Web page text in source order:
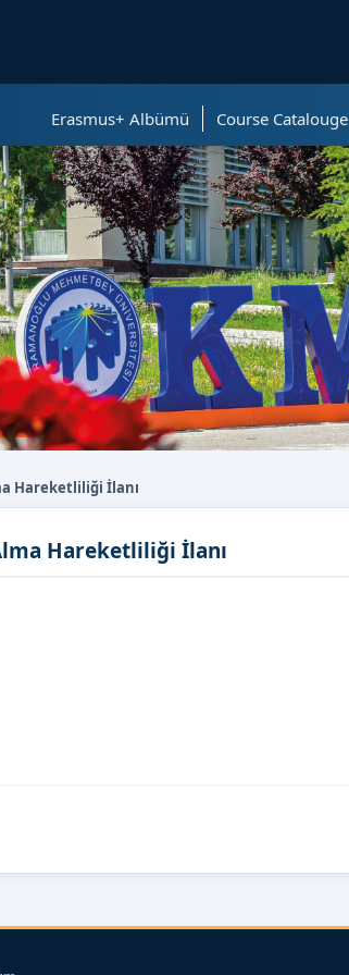
Erasmus+ Albümü Course Catalouge
Hareketliliği İlanı
Hareketliliği İlanı